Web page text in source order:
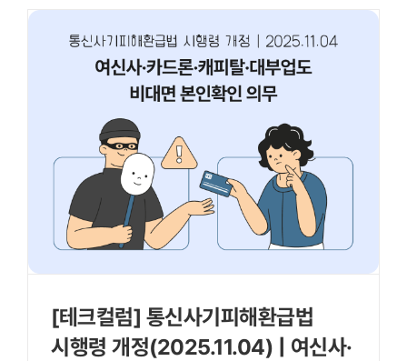
[테크컬럼] 통신사기피해환급법
시행령 개정(2025.11.04) | 여신사·